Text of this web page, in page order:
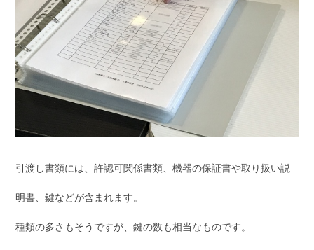
引渡し書類には、許認可関係書類、機器の保証書や取り扱い説
明書、鍵などが含まれます。
種類の多さもそうですが、鍵の数も相当なものです。